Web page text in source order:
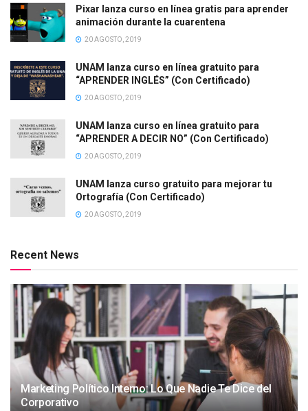
Pixar lanza curso en línea gratis para aprender
animación durante la cuarentena
20 AGOSTO, 2019
UNAM lanza curso en línea gratuito para
“APRENDER INGLÉS” (Con Certificado)
20 AGOSTO, 2019
UNAM lanza curso en línea gratuito para
“APRENDER A DECIR NO” (Con Certificado)
20 AGOSTO, 2019
UNAM lanza curso gratuito para mejorar tu
Ortografía (Con Certificado)
20 AGOSTO, 2019
Recent News
Marketing Político Interno: Lo Que Nadie Te Dice del
Corporativo